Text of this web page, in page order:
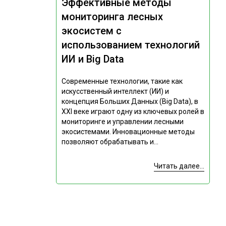
Эффективные методы
мониторинга лесных
экосистем с
использованием технологий
ИИ и Big Data
Современные технологии, такие как
искусственный интеллект (ИИ) и
концепция Больших Данных (Big Data), в
XXI веке играют одну из ключевых ролей в
мониторинге и управлении лесными
экосистемами. Инновационные методы
позволяют обрабатывать и...
Читать далее...